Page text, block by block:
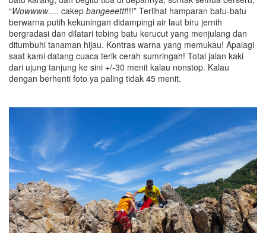
“Wowwww…. cakep bangeeettt!!!” Terlihat hamparan batu-batu
berwarna putih kekuningan didampingi air laut biru jernih
bergradasi dan dilatari tebing batu kerucut yang menjulang dan
ditumbuhi tanaman hijau. Kontras warna yang memukau! Apalagi
saat kami datang cuaca terik cerah sumringah! Total jalan kaki
dari ujung tanjung ke sini +/-30 menit kalau nonstop. Kalau
dengan berhenti foto ya paling tidak 45 menit.